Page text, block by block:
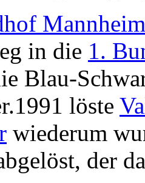
Mannheim
in die 1.
Blau-
löste
wiederum
der